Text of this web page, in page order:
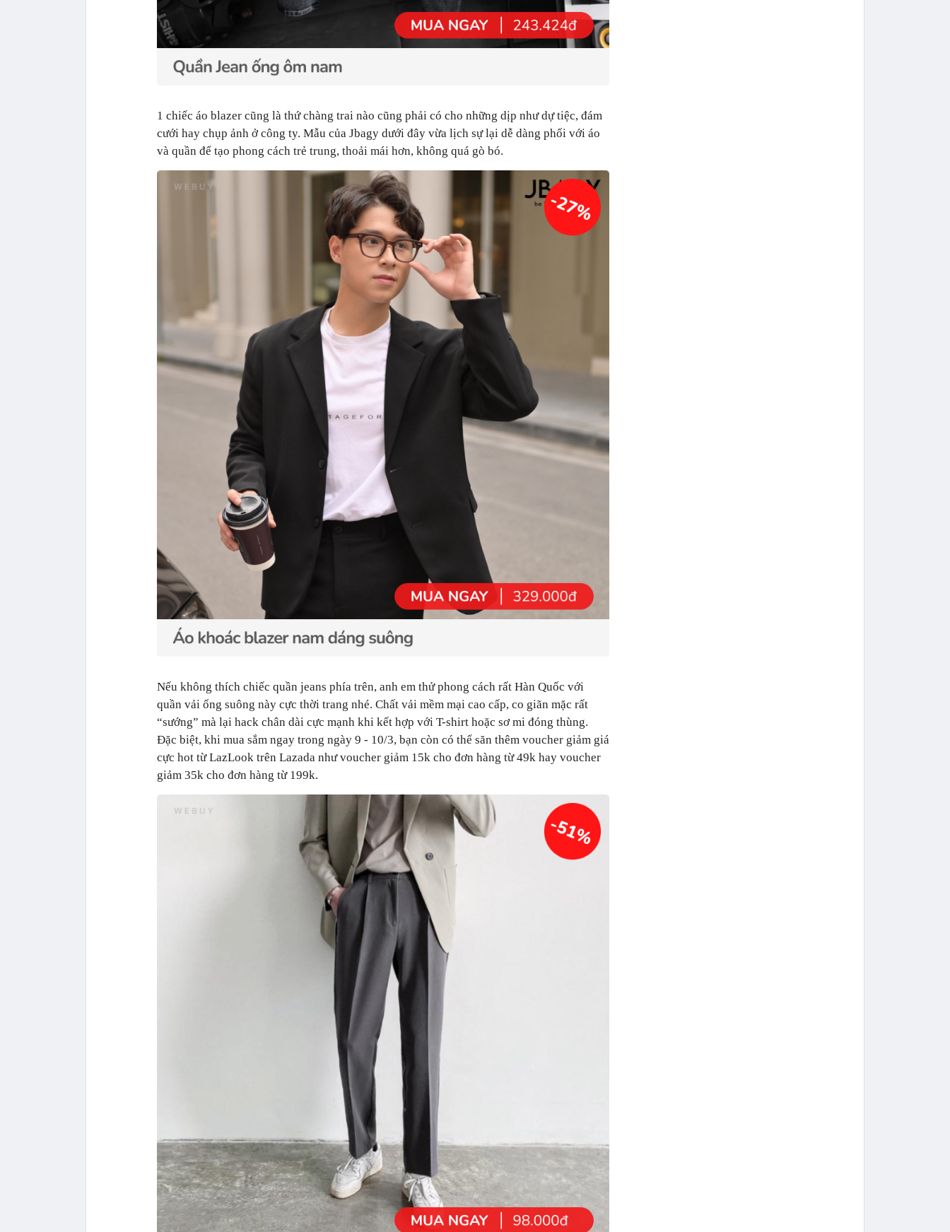
1 chiếc áo blazer cũng là thứ chàng trai nào cũng phải có cho những dịp như dự tiệc, đám
cưới hay chụp ảnh ở công ty. Mẫu của Jbagy dưới đây vừa lịch sự lại dễ dàng phối với áo
và quần để tạo phong cách trẻ trung, thoải mái hơn, không quá gò bó.
Nếu không thích chiếc quần jeans phía trên, anh em thử phong cách rất Hàn Quốc với
quần vải ống suông này cực thời trang nhé. Chất vải mềm mại cao cấp, co giãn mặc rất
“sướng” mà lại hack chân dài cực mạnh khi kết hợp với T-shirt hoặc sơ mi đóng thùng.
Đặc biệt, khi mua sắm ngay trong ngày 9 - 10/3, bạn còn có thể săn thêm voucher giảm giá
cực hot từ LazLook trên Lazada như voucher giảm 15k cho đơn hàng từ 49k hay voucher
giảm 35k cho đơn hàng từ 199k.